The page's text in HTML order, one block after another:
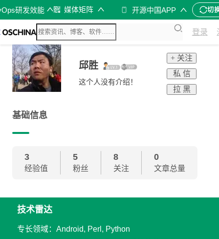
研发效能 媒体矩阵 开源中国APP 切
登录
邱胜
这个人没有介绍！
+ 关注
私 信
拉 黑
基础信息
3
经验值
5
粉丝
8
关注
0
文章总量
技术雷达
专长领域：Android, Perl, Python